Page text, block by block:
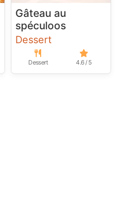
Gâteau au
spéculoos
Dessert
Dessert 4.6 / 5